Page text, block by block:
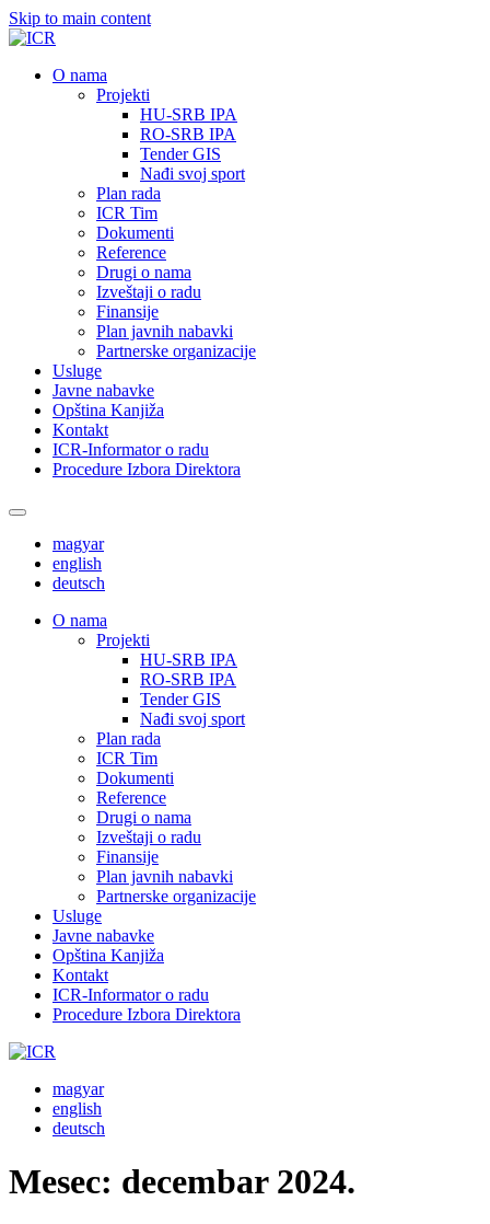
Skip to main content
О nama
Projekti
HU-SRB IPA
RO-SRB IPA
Tender GIS
Nađi svoj sport
Plan rada
ICR Tim
Dokumenti
Reference
Drugi o nama
Izveštaji o radu
Finansije
Plan javnih nabavki
Partnerske organizacije
Usluge
Javne nabavke
Opština Kanjiža
Kontakt
ICR-Informator o radu
Procedure Izbora Direktora
magyar
english
deutsch
О nama
Projekti
HU-SRB IPA
RO-SRB IPA
Tender GIS
Nađi svoj sport
Plan rada
ICR Tim
Dokumenti
Reference
Drugi o nama
Izveštaji o radu
Finansije
Plan javnih nabavki
Partnerske organizacije
Usluge
Javne nabavke
Opština Kanjiža
Kontakt
ICR-Informator o radu
Procedure Izbora Direktora
magyar
english
deutsch
Mesec: decembar 2024.